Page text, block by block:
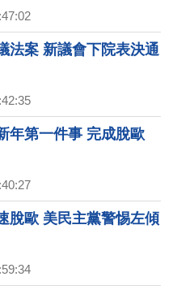
法案 新議會下院表決通
年第一件事 完成脫歐
脫歐 美民主黨警惕左傾